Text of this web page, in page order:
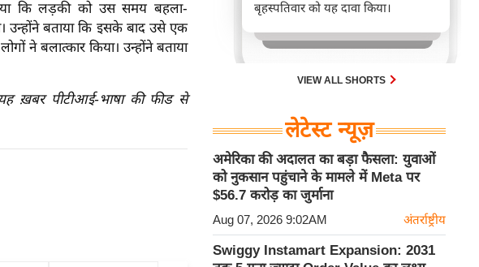
कि लड़की को उस समय बहला-
बताया कि इसके बाद उसे एक
ने बलात्कार किया। उन्होंने बताया
यह ख़बर पीटीआई-भाषा की फीड से
बृहस्पतिवार को यह दावा किया।
VIEW ALL SHORTS
लेटेस्ट न्यूज़
अमेरिका की अदालत का बड़ा फैसला: युवाओं
को नुकसान पहुंचाने के मामले में Meta पर
$56.7 करोड़ का जुर्माना
Aug 07, 2026 9:02AM अंतर्राष्ट्रीय
Swiggy Instamart Expansion: 2031